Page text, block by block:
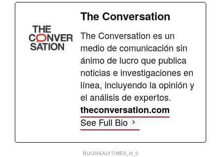
The Conversation
The Conversation es un
medio de comunicación sin
ánimo de lucro que publica
noticias e investigaciones en
línea, incluyendo la opinión y
el análisis de expertos.
theconversation.com
See Full Bio
RUIZHEALYTIMES_H_0